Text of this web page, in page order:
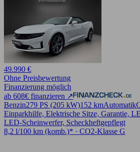
49.990 €
Ohne Preisbewertung
Finanzierung möglich
ab 608€ finanzieren ↗
Benzin279 PS (205 kW)152 kmAutomatik
Einparkhilfe, Elektrische Sitze, Garantie,
LED-Scheinwerfer, Scheckheftgepflegt
8,2 l/100 km (komb.)* · CO2-Klasse G